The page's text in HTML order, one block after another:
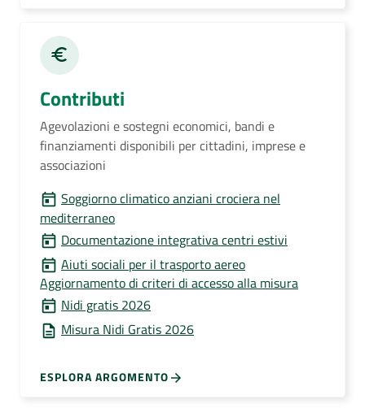
Contributi
Agevolazioni e sostegni economici, bandi e
finanziamenti disponibili per cittadini, imprese e
associazioni
Soggiorno climatico anziani crociera nel
mediterraneo
Documentazione integrativa centri estivi
Aiuti sociali per il trasporto aereo
Aggiornamento di criteri di accesso alla misura
Nidi gratis 2026
Misura Nidi Gratis 2026
ESPLORA ARGOMENTO